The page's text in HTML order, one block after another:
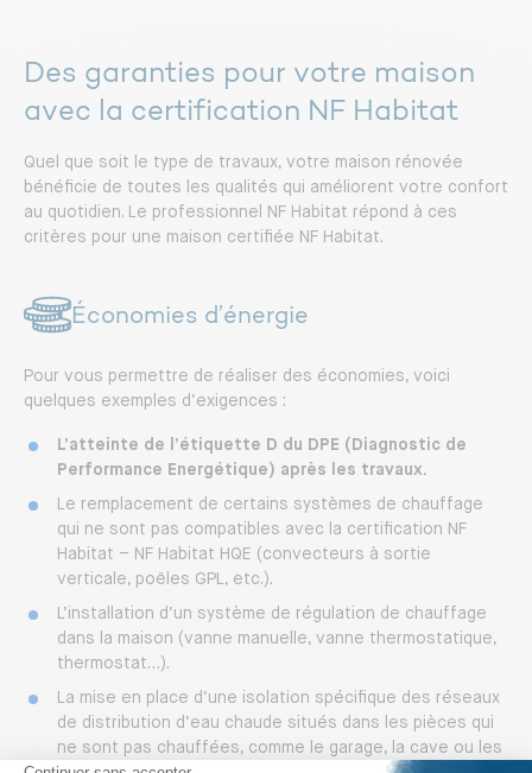
Des garanties pour votre maison
avec la certification NF Habitat
Quel que soit le type de travaux, votre maison rénovée
bénéficie de toutes les qualités qui améliorent votre confort
au quotidien. Le professionnel NF Habitat répond à ces
critères pour une maison certifiée NF Habitat.
Économies d’énergie
Pour vous permettre de réaliser des économies, voici
quelques exemples d’exigences :
L’atteinte de l’étiquette D du DPE (Diagnostic de
Performance Energétique) après les travaux.
Le remplacement de certains systèmes de chauffage
qui ne sont pas compatibles avec la certification NF
Habitat – NF Habitat HQE (convecteurs à sortie
verticale, poêles GPL, etc.).
L’installation d’un système de régulation de chauffage
dans la maison (vanne manuelle, vanne thermostatique,
thermostat…).
La mise en place d’une isolation spécifique des réseaux
de distribution d’eau chaude situés dans les pièces qui
ne sont pas chauffées, comme le garage, la cave ou les